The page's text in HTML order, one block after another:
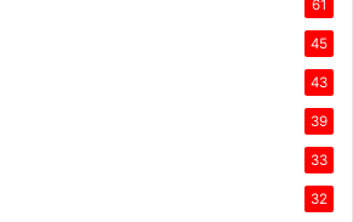
61
45
43
39
33
32